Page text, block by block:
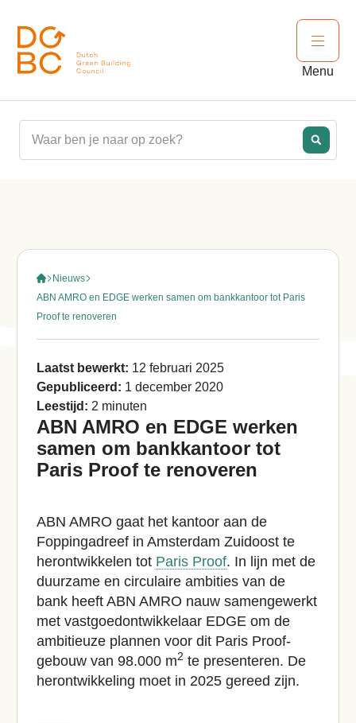
Open
Menu
Nieuws
ABN AMRO en EDGE werken samen om bankkantoor tot Paris
Proof te renoveren
Laatst bewerkt: 12 februari 2025
Gepubliceerd: 1 december 2020
Leestijd: 2 minuten
ABN AMRO en EDGE werken
samen om bankkantoor tot
Paris Proof te renoveren
ABN AMRO gaat het kantoor aan de
Foppingadreef in Amsterdam Zuidoost te
herontwikkelen tot Paris Proof. In lijn met de
duurzame en circulaire ambities van de
bank heeft ABN AMRO nauw samengewerkt
met vastgoedontwikkelaar EDGE om de
ambitieuze plannen voor dit Paris Proof-
gebouw van 98.000 m2 te presenteren. De
herontwikkeling moet in 2025 gereed zijn.